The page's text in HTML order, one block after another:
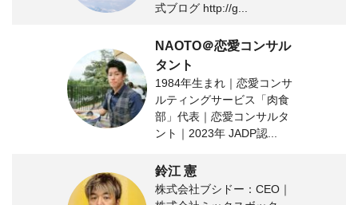
式ブログ http://g...
NAOTO＠恋愛コンサル
タント
1984年生まれ｜恋愛コンサ
ルティングサービス「肉食
部」代表｜恋愛コンサルタ
ント｜2023年 JADP認...
鈴江 憲
株式会社ブシドー：CEO｜